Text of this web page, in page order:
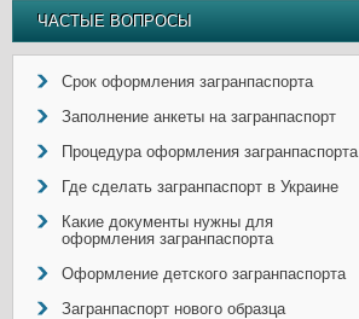
ЧАСТЫЕ ВОПРОСЫ
Срок оформления загранпаспорта
Заполнение анкеты на загранпаспорт
Процедура оформления загранпаспорта
Где сделать загранпаспорт в Украине
Какие документы нужны для
оформления загранпаспорта
Оформление детского загранпаспорта
Загранпаспорт нового образца